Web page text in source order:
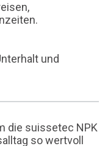
und
die suissetec NPK
so wertvoll